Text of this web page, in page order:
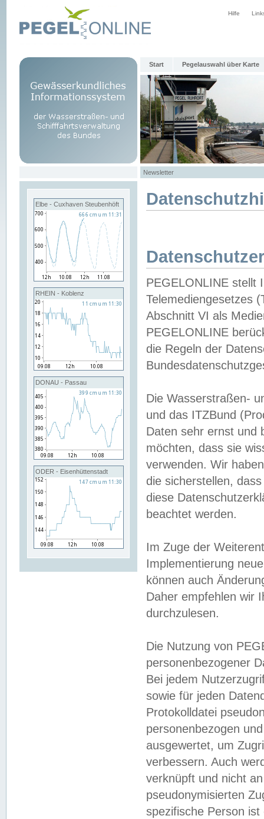
Hilfe
Start Pegelauswahl über Karte
Newsletter
Elbe - Cuxhaven Steubenhöft
RHEIN - Koblenz
DONAU - Passau
ODER - Eisenhüttenstadt
PEGELONLINE stellt
Telemediengesetzes
Abschnitt VI als
PEGELONLINE
die Regeln der
Die Wasserstraßen-
und das ITZBund
Daten sehr ernst und
möchten, dass sie
verwenden. Wir
die sicherstellen,
diese
beachtet werden.
Im Zuge der
Implementierung
können auch
Daher empfehlen wir
durchzulesen.
Die Nutzung von
personenbezogener
Bei jedem
sowie für jeden
Protokolldatei
personenbezogen
ausgewertet, um
verbessern. Auch
verknüpft und nicht
pseudonymisierten
spezifische Person